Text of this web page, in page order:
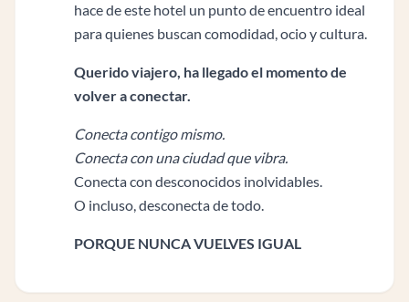
hace de este hotel un punto de encuentro ideal
para quienes buscan comodidad, ocio y cultura.
Querido viajero, ha llegado el momento de
volver a conectar.
Conecta contigo mismo.
Conecta con una ciudad que vibra.
Conecta con desconocidos inolvidables.
O incluso, desconecta de todo.
PORQUE NUNCA VUELVES IGUAL